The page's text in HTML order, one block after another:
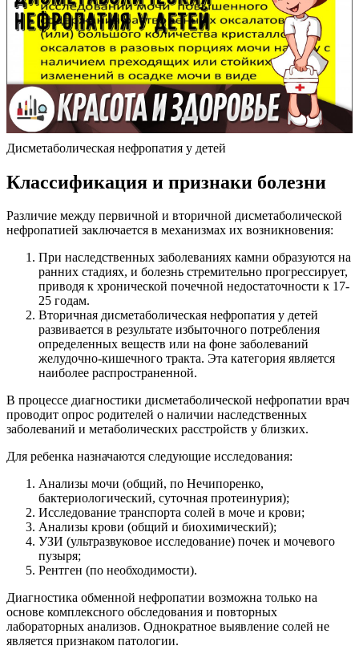
Дисметаболическая нефропатия у детей
Классификация и признаки болезни
Различие между первичной и вторичной дисметаболической
нефропатией заключается в механизмах их возникновения:
При наследственных заболеваниях камни образуются на
ранних стадиях, и болезнь стремительно прогрессирует,
приводя к хронической почечной недостаточности к 17-
25 годам.
Вторичная дисметаболическая нефропатия у детей
развивается в результате избыточного потребления
определенных веществ или на фоне заболеваний
желудочно-кишечного тракта. Эта категория является
наиболее распространенной.
В процессе диагностики дисметаболической нефропатии врач
проводит опрос родителей о наличии наследственных
заболеваний и метаболических расстройств у близких.
Для ребенка назначаются следующие исследования:
Анализы мочи (общий, по Нечипоренко,
бактериологический, суточная протеинурия);
Исследование транспорта солей в моче и крови;
Анализы крови (общий и биохимический);
УЗИ (ультразвуковое исследование) почек и мочевого
пузыря;
Рентген (по необходимости).
Диагностика обменной нефропатии возможна только на
основе комплексного обследования и повторных
лабораторных анализов. Однократное выявление солей не
является признаком патологии.